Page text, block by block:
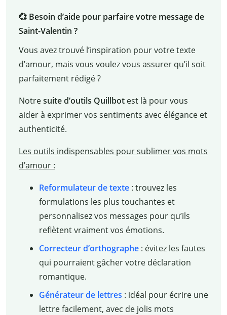
💞 Besoin d’aide pour parfaire votre message de
Saint-Valentin ?
Vous avez trouvé l’inspiration pour votre texte
d’amour, mais vous voulez vous assurer qu’il soit
parfaitement rédigé ?
Notresuite d’outils Quillbot est là pour vous
aider à exprimer vos sentiments avec élégance et
authenticité.
Les outils indispensables pour sublimer vos mots
d’amour :
Reformulateur de texte: trouvez les
formulations les plus touchantes et
personnalisez vos messages pour qu’ils
reflètent vraiment vos émotions.
Correcteur d’orthographe: évitez les fautes
qui pourraient gâcher votre déclaration
romantique.
Générateur de lettres : idéal pour écrire une
lettre facilement, avec de jolis mots